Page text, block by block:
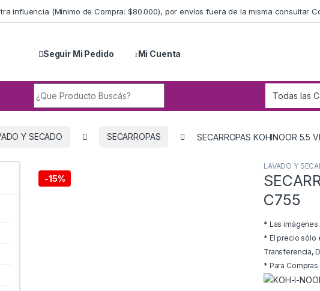
influencia (Mínimo de Compra: $80.000), por envíos fuera de la misma consultar
Seguir Mi Pedido Mi Cuenta
Y SECADO SECARROPAS SECARROPAS KOHINOOR 5.5
-15%
LAVADO Y
C755
* Las imágenes
* El precio sólo
Transferencia,
* Para